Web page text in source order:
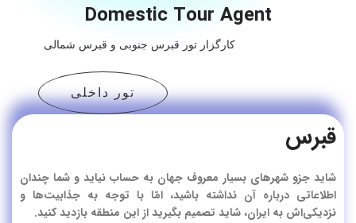
Domestic Tour Agent
کارگزار تور قبرس جنوبی و قبرس شمالی
تور داخلی
قبرس
شاید جزو شهرهای بسیار معروف جهان به حساب نیاید و شما چندان
اطلاعاتی درباره آن نداشته باشید، امّا با توجه به جذابیت‌ها و
نزدیکی‌اش به ایران، شاید تصمیم بگیرید از این منطقه بازدید کنید.